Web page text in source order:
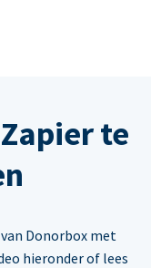
te
Donorbox met
hieronder of lees